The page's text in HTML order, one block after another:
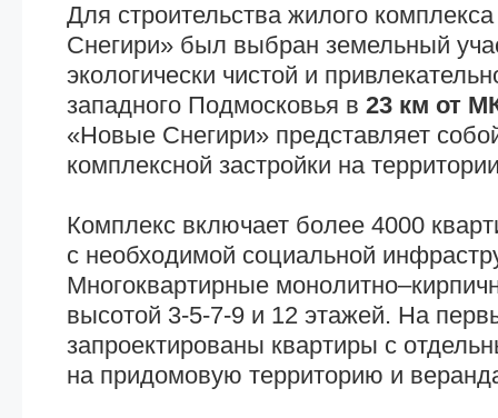
Для строительства жилого
Снегири» был выбран земельный
экологически чистой и
западного Подмосковья в 23 км от
«Новые Снегири» представляет
комплексной застройки на
Комплекс включает более 4000
с необходимой социальной
Многоквартирные
высотой 3-5-7-9 и 12 этажей. На
запроектированы квартиры с
на придомовую территорию и